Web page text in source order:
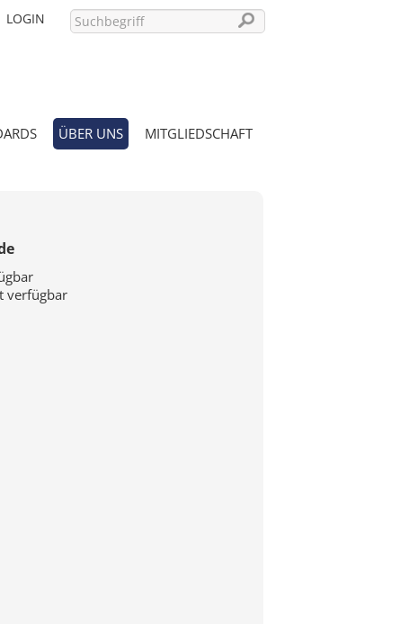
LOGIN
PASSWORT VERGESSEN?
ÜBER UNS MITGLIEDSCHAFT
verfügbar